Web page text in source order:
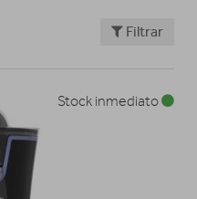
Filtrar
Stock inmediato